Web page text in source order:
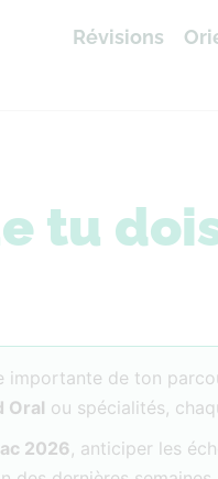
Révisions
tu
importante de ton
Oral ou spécialités,
2026, anticiper les